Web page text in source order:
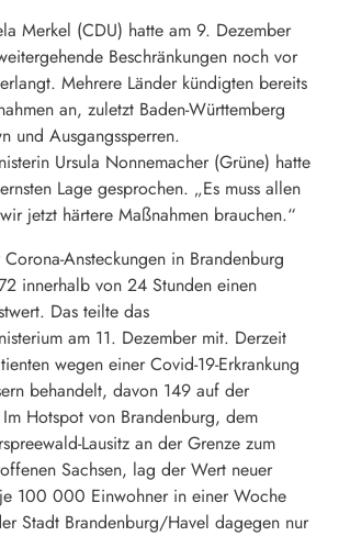
Merkel (CDU) hatte am 9. Dezember
Beschränkungen noch vor
Mehrere Länder kündigten bereits
an, zuletzt Baden-Württemberg
und Ausgangssperren.
Ursula Nonnemacher (Grüne) hatte
Lage gesprochen. „Es muss allen
jetzt härtere Maßnahmen brauchen.“
Ansteckungen in Brandenburg
innerhalb von 24 Stunden einen
Das teilte das
am 11. Dezember mit. Derzeit
wegen einer Covid-19-Erkrankung
behandelt, davon 149 auf der
Hotspot von Brandenburg, dem
Lausitz an der Grenze zum
Sachsen, lag der Wert neuer
100 000 Einwohner in einer Woche
Stadt Brandenburg/Havel dagegen nur